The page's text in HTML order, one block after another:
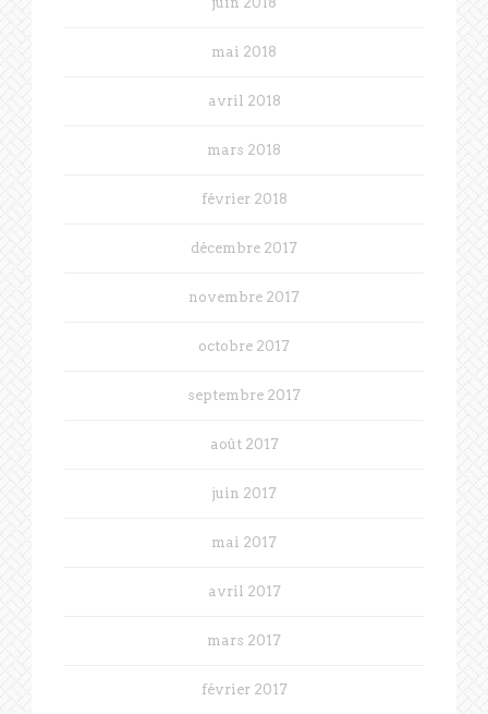
mai 2018
avril 2018
mars 2018
février 2018
décembre 2017
novembre 2017
octobre 2017
septembre 2017
août 2017
juin 2017
mai 2017
avril 2017
mars 2017
février 2017